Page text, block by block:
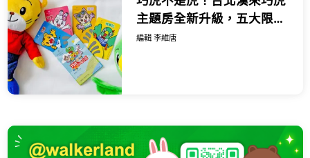
主題房全新升級，五大限定
好康一泊二食豪華全攻略。
編輯 李維唐